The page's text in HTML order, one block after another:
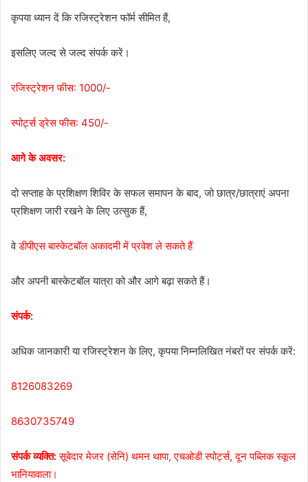
कृपया ध्यान दें कि रजिस्ट्रेशन फॉर्म सीमित हैं,
इसलिए जल्द से जल्द संपर्क करें।
रजिस्ट्रेशन फीस: 1000/-
स्पोर्ट्स ड्रेस फीस: 450/-
आगे के अवसर:
दो सप्ताह के प्रशिक्षण शिविर के सफल समापन के बाद, जो छात्र/छात्राएं अपना
प्रशिक्षण जारी रखने के लिए उत्सुक हैं,
वेडीपीएस बास्केटबॉल अकादमी में प्रवेश ले सकते हैं
और अपनी बास्केटबॉल यात्रा को और आगे बढ़ा सकते हैं।
संपर्क:
अधिक जानकारी या रजिस्ट्रेशन के लिए, कृपया निम्नलिखित नंबरों पर संपर्क करें:
8126083269
8630735749
संपर्क व्यक्ति:सूबेदार मेजर (सेनि) थमन थापा, एचओडी स्पोर्ट्स, दून पब्लिक स्कूल
भानियावाला।